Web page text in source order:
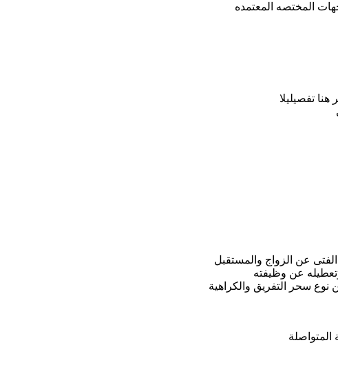
المختصه المعتمده
تفصيليلا
عن الزواج والمستقبل
عن وظيفته
سحر التفريق والكراهية
المتواصلة